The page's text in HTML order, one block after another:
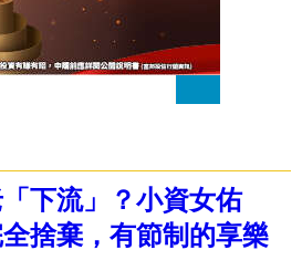
下流」？小資女佑
捨棄，有節制的享樂